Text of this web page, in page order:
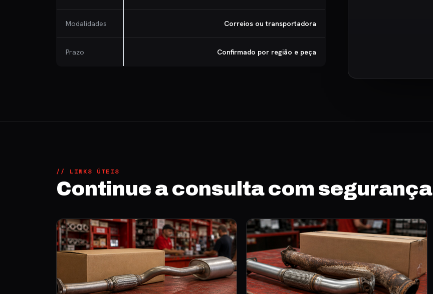
Modalidades Correios ou transportadora
Prazo Confirmado por região e peça
// LINKS ÚTEIS
Continue a consulta com segurança